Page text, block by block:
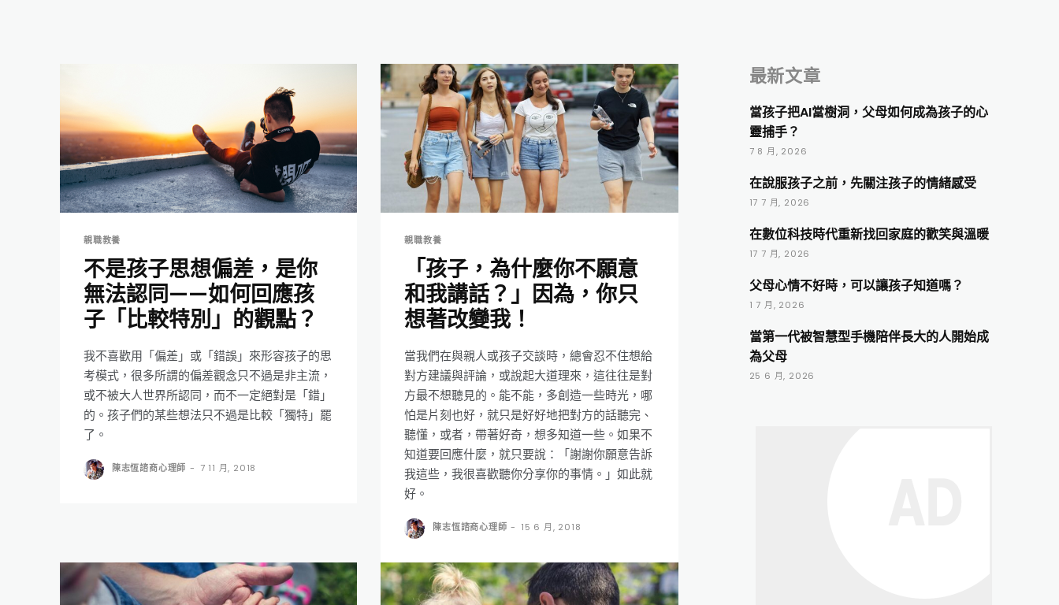
親職教養
不是孩子思想偏差，是你
無法認同——如何回應孩
子「比較特別」的觀點？
我不喜歡用「偏差」或「錯誤」來形容孩子的思
考模式，很多所謂的偏差觀念只不過是非主流，
或不被大人世界所認同，而不一定絕對是「錯」
的。孩子們的某些想法只不過是比較「獨特」罷
了。
陳志恆諮商心理師 - 7 11 月, 2018
親職教養
「孩子，為什麼你不願意
和我講話？」因為，你只
想著改變我！
當我們在與親人或孩子交談時，總會忍不住想給
對方建議與評論，或說起大道理來，這往往是對
方最不想聽見的。能不能，多創造一些時光，哪
怕是片刻也好，就只是好好地把對方的話聽完、
聽懂，或者，帶著好奇，想多知道一些。如果不
知道要回應什麼，就只要說：「謝謝你願意告訴
我這些，我很喜歡聽你分享你的事情。」如此就
好。
陳志恆諮商心理師 - 15 6 月, 2018
最新文章
當孩子把AI當樹洞，父母如何成為孩子的心
靈捕手？
7 8 月, 2026
在說服孩子之前，先關注孩子的情緒感受
17 7 月, 2026
在數位科技時代重新找回家庭的歡笑與溫暖
17 7 月, 2026
父母心情不好時，可以讓孩子知道嗎？
1 7 月, 2026
當第一代被智慧型手機陪伴長大的人開始成
為父母
25 6 月, 2026